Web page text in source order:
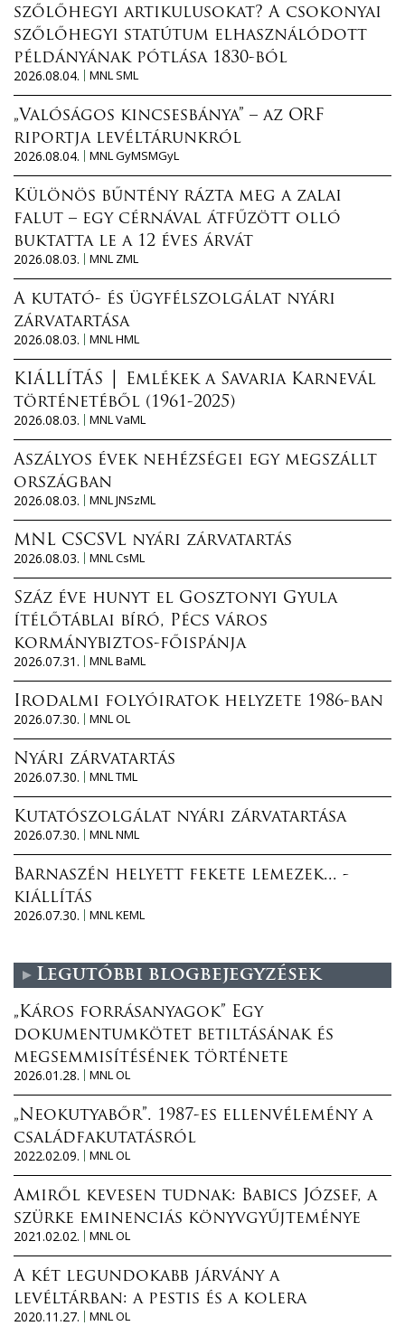
szőlőhegyi artikulusokat? A csokonyai
szőlőhegyi statútum elhasználódott
példányának pótlása 1830-ból
2026.08.04.
MNL SML
„Valóságos kincsesbánya” – az ORF
riportja levéltárunkról
2026.08.04.
MNL GyMSMGyL
Különös bűntény rázta meg a zalai
falut – egy cérnával átfűzött olló
buktatta le a 12 éves árvát
2026.08.03.
MNL ZML
A kutató- és ügyfélszolgálat nyári
zárvatartása
2026.08.03.
MNL HML
KIÁLLÍTÁS │ Emlékek a Savaria Karnevál
történetéből (1961-2025)
2026.08.03.
MNL VaML
Aszályos évek nehézségei egy megszállt
országban
2026.08.03.
MNL JNSzML
MNL CSCSVL nyári zárvatartás
2026.08.03.
MNL CsML
Száz éve hunyt el Gosztonyi Gyula
ítélőtáblai bíró, Pécs város
kormánybiztos-főispánja
2026.07.31.
MNL BaML
Irodalmi folyóiratok helyzete 1986-ban
2026.07.30.
MNL OL
Nyári zárvatartás
2026.07.30.
MNL TML
Kutatószolgálat nyári zárvatartása
2026.07.30.
MNL NML
Barnaszén helyett fekete lemezek... -
kiállítás
2026.07.30.
MNL KEML
Legutóbbi blogbejegyzések
„Káros forrásanyagok” Egy
dokumentumkötet betiltásának és
megsemmisítésének története
2026.01.28.
MNL OL
„Neokutyabőr”. 1987-es ellenvélemény a
családfakutatásról
2022.02.09.
MNL OL
Amiről kevesen tudnak: Babics József, a
szürke eminenciás könyvgyűjteménye
2021.02.02.
MNL OL
A két legundokabb járvány a
levéltárban: a pestis és a kolera
2020.11.27.
MNL OL